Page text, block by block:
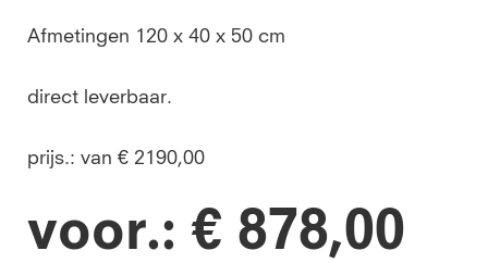
Afmetingen 120 x 40 x 50 cm
direct leverbaar.
prijs.: van € 2190,00
voor.: € 878,00